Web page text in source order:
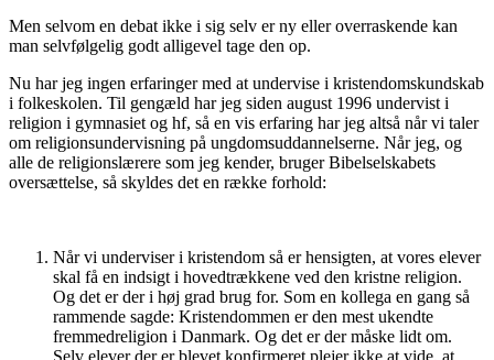
Men selvom en debat ikke i sig selv er ny eller overraskende kan
man selvfølgelig godt alligevel tage den op.
Nu har jeg ingen erfaringer med at undervise i kristendomskundskab
i folkeskolen. Til gengæld har jeg siden august 1996 undervist i
religion i gymnasiet og hf, så en vis erfaring har jeg altså når vi taler
om religionsundervisning på ungdomsuddannelserne. Når jeg, og
alle de religionslærere som jeg kender, bruger Bibelselskabets
oversættelse, så skyldes det en række forhold:
Når vi underviser i kristendom så er hensigten, at vores elever
skal få en indsigt i hovedtrækkene ved den kristne religion.
Og det er der i høj grad brug for. Som en kollega en gang så
rammende sagde: Kristendommen er den mest ukendte
fremmedreligion i Danmark. Og det er der måske lidt om.